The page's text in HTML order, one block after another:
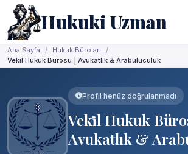
Hukuki Uzman
Ana Sayfa
Hukuk Büroları
Veki̇l Hukuk Bürosu | Avukatlık & Arabuluculuk
Profil henüz doğrulanmadı
Veki̇l Hukuk
Avukatlık &